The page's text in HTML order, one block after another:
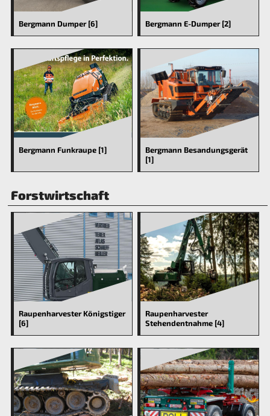
Bergmann Dumper [6] Bergmann E-Dumper [2]
Bergmann Funkraupe [1]
Bergmann Besandungsgerät
[1]
Forstwirtschaft
Raupenharvester Königstiger
[6]
Raupenharvester
Stehendentnahme [4]